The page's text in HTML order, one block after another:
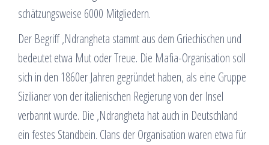
schätzungsweise 6000 Mitgliedern.
Der Begriff ‚Ndrangheta stammt aus dem Griechischen und
bedeutet etwa Mut oder Treue. Die Mafia-Organisation soll
sich in den 1860er Jahren gegründet haben, als eine Gruppe
Sizilianer von der italienischen Regierung von der Insel
verbannt wurde. Die ‚Ndrangheta hat auch in Deutschland
ein festes Standbein. Clans der Organisation waren etwa für